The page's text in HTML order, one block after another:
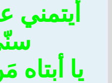
أيتمني
سنّي
يا أبتاه